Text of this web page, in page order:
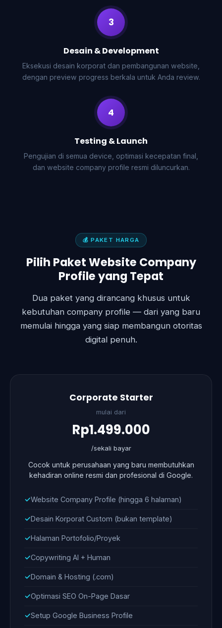
3
Desain & Development
Eksekusi desain korporat dan pembangunan website,
dengan preview progress berkala untuk Anda review.
4
Testing & Launch
Pengujian di semua device, optimasi kecepatan final,
dan website company profile resmi diluncurkan.
💰 PAKET HARGA
Pilih Paket Website Company
Profile yang Tepat
Dua paket yang dirancang khusus untuk
kebutuhan company profile — dari yang baru
memulai hingga yang siap membangun otoritas
digital penuh.
Corporate Starter
mulai dari
Rp1.499.000
/sekali bayar
Cocok untuk perusahaan yang baru membutuhkan
kehadiran online resmi dan profesional di Google.
Website Company Profile (hingga 6 halaman)
Desain Korporat Custom (bukan template)
Halaman Portofolio/Proyek
Copywriting AI + Human
Domain & Hosting (.com)
Optimasi SEO On-Page Dasar
Setup Google Business Profile